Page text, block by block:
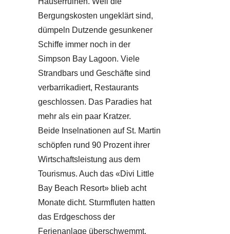
Bergungskosten ungeklärt sind,
dümpeln Dutzende gesunkener
Schiffe immer noch in der
Simpson Bay Lagoon. Viele
Strandbars und Geschäfte sind
verbarrikadiert, Restaurants
geschlossen. Das Paradies hat
mehr als ein paar Kratzer.
Beide Inselnationen auf St. Martin
schöpfen rund 90 Prozent ihrer
Wirtschaftsleistung aus dem
Tourismus. Auch das «Divi Little
Bay Beach Resort» blieb acht
Monate dicht. Sturmfluten hatten
das Erdgeschoss der
Ferienanlage überschwemmt.